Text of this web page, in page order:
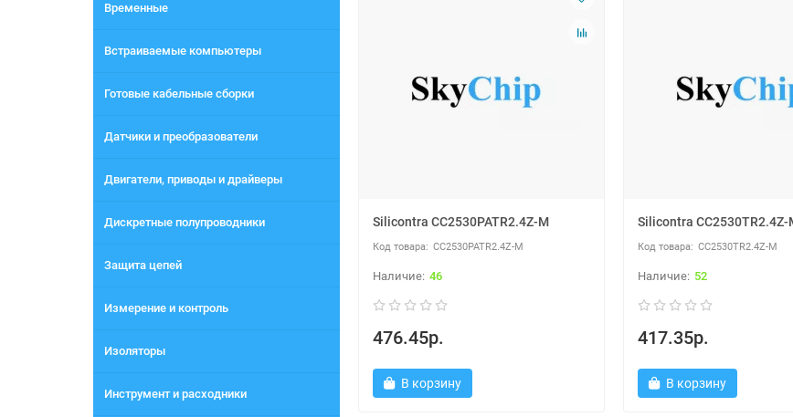
Временные
Встраиваемые компьютеры
Готовые кабельные сборки
Датчики и преобразователи
Двигатели, приводы и драйверы
Дискретные полупроводники
Защита цепей
Измерение и контроль
Изоляторы
Инструмент и расходники
Silicontra CC2530PATR2.4Z-M
CC2530PATR2.4Z-M
46
476.45р.
В корзину
Silicontra CC2530TR2.4Z-
CC2530TR2.4Z-M
52
417.35р.
В корзину